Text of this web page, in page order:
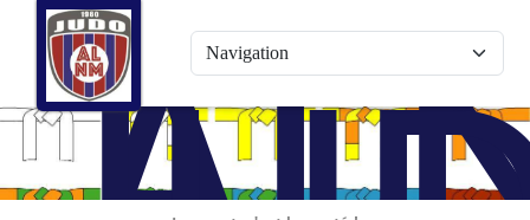
Panneau de gestion des cookies